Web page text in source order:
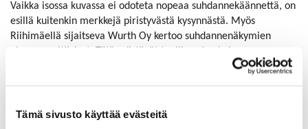
Tämä sivusto käyttää evästeitä
Vaikka isossa kuvassa ei odoteta nopeaa suhdannekäännettä, on
esillä kuitenkin merkkejä piristyvästä kysynnästä. Myös
Riihimäellä sijaitseva Wurth Oy kertoo suhdannenäkymien
rakentamisen toimialojen piristyvä toimeliaisuutta alkuvuoteen
Yritysdynamiikassa on sekä alkavia että kaatuvia yhtiöitä.